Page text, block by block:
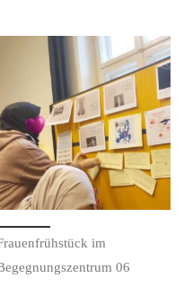
im
06